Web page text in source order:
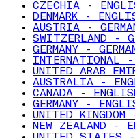
CZECHIA -
DENMARK -
AUSTRIA -
SWITZERLAND -
GERMANY -
INTERNATIONAL -
UNITED ARAB
AUSTRALIA -
CANADA -
GERMANY -
UNITED KINGDOM
NEW ZEALAND -